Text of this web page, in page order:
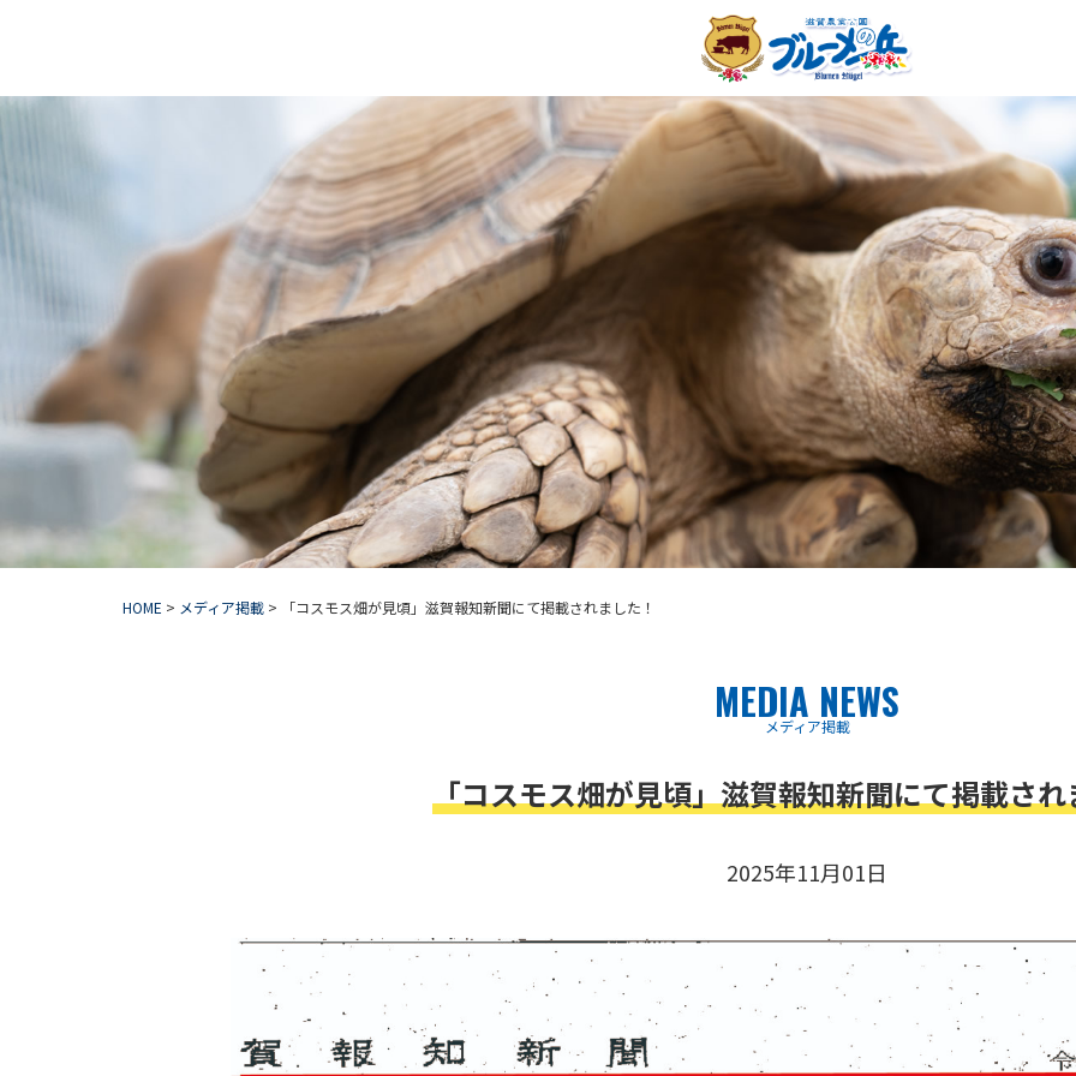
HOME > メディア掲載 > 「コスモス畑が見頃」滋賀報知新聞にて掲載されました！
MEDIA NEWS
メディア掲載
「コスモス畑が見頃」滋賀報知新聞にて掲載さ
2025年11月01日